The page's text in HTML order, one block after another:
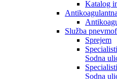
Katalog
Služba
Sprejem
Sodna
Sodna